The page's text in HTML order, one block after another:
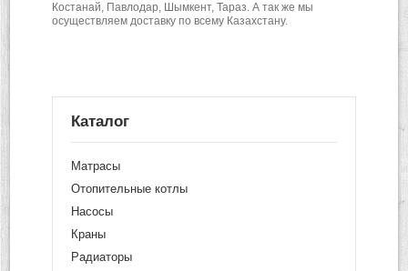
Костанай, Павлодар, Шымкент, Тараз. А так же мы
осуществляем доставку по всему Казахстану.
Каталог
Матрасы
Отопительные котлы
Насосы
Краны
Радиаторы